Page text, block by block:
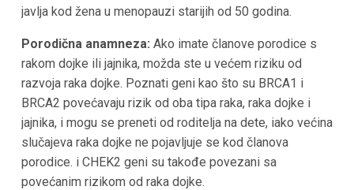
javlja kod žena u menopauzi starijih od 50 godina.
Porodična anamneza: Ako imate članove porodice s
rakom dojke ili jajnika, možda ste u većem riziku od
razvoja raka dojke. Poznati geni kao što su BRCA1 i
BRCA2 povećavaju rizik od oba tipa raka, raka dojke i
jajnika, i mogu se preneti od roditelja na dete, iako većina
slučajeva raka dojke ne pojavljuje se kod članova
porodice. i CHEK2 geni su takođe povezani sa
povećanim rizikom od raka dojke.